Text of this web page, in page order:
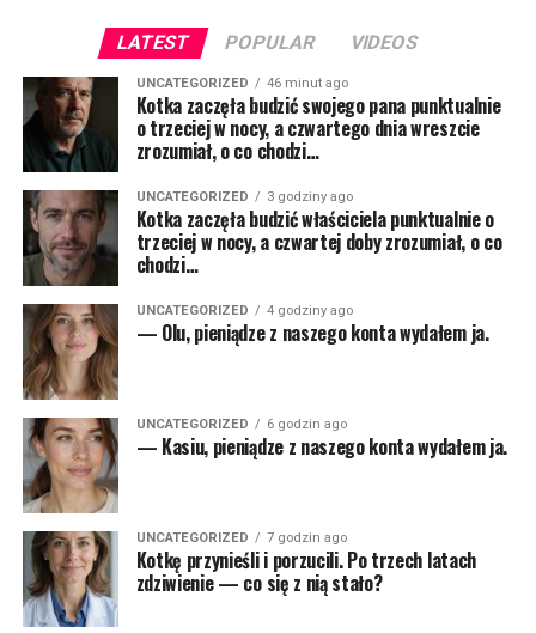
LATEST POPULAR VIDEOS
UNCATEGORIZED 46 minut ago
Kotka zaczęła budzić swojego pana punktualnie
o trzeciej w nocy, a czwartego dnia wreszcie
zrozumiał, o co chodzi…
UNCATEGORIZED 3 godziny ago
Kotka zaczęła budzić właściciela punktualnie o
trzeciej w nocy, a czwartej doby zrozumiał, o co
chodzi…
UNCATEGORIZED 4 godziny ago
— Olu, pieniądze z naszego konta wydałem ja.
UNCATEGORIZED 6 godzin ago
— Kasiu, pieniądze z naszego konta wydałem ja.
UNCATEGORIZED 7 godzin ago
Kotkę przynieśli i porzucili. Po trzech latach
zdziwienie — co się z nią stało?